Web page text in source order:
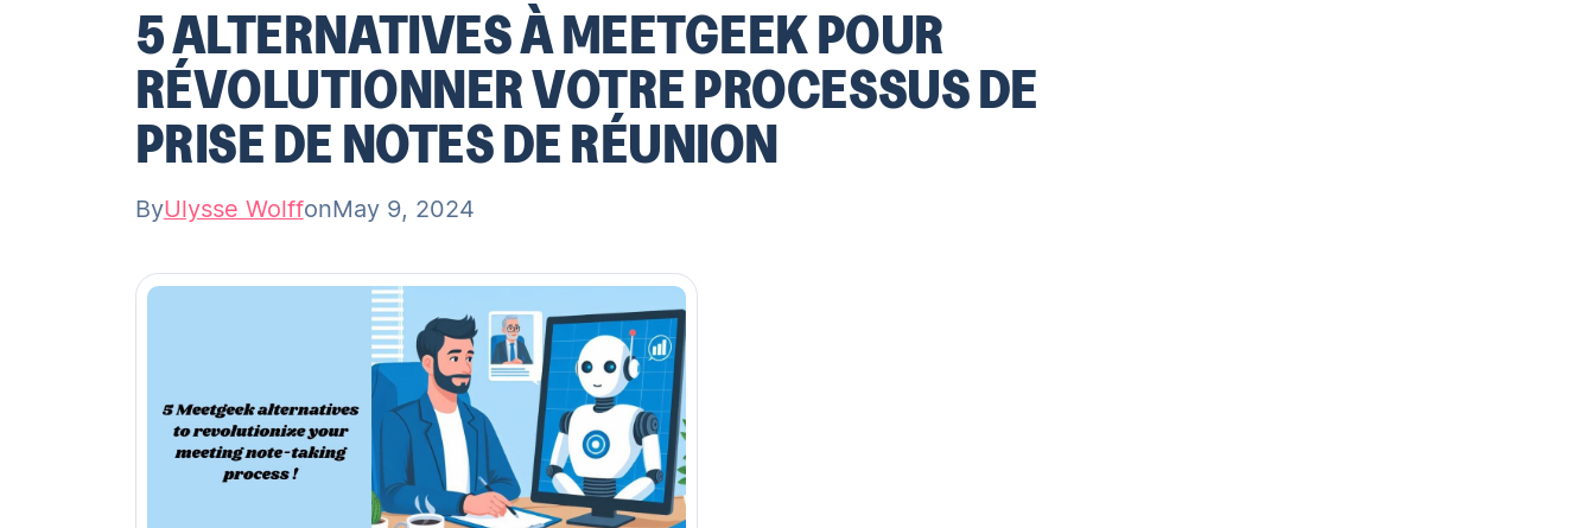
5 ALTERNATIVES À MEETGEEK POUR
RÉVOLUTIONNER VOTRE PROCESSUS DE
PRISE DE NOTES DE RÉUNION
ByUlysse WolffonMay 9, 2024